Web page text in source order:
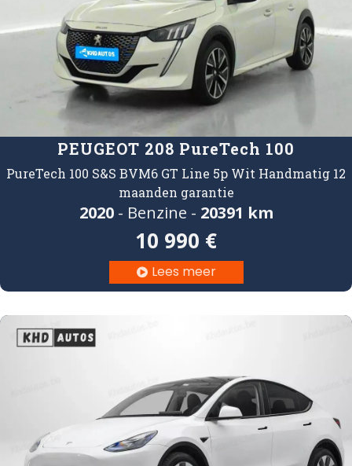
PEUGEOT 208 PureTech 100
PureTech 100 S&S BVM6 GT Line 5p Wit Handmatig 12
maanden garantie
2020- Benzine - 20391 km
10 990 €
 Lees meer